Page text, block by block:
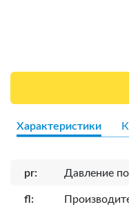
Характеристики
pr: Давление
fl: